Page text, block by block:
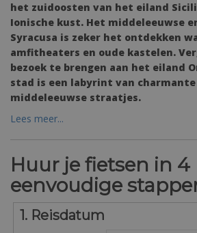
het zuidoosten van het eiland
Ionische kust. Het middeleeuwse
Syracusa is zeker het ontdekken
amfitheaters en oude kastelen.
bezoek te brengen aan het eiland
stad is een labyrint van charmante
middeleeuwse straatjes.
Lees meer...
Huur je fietsen in 4
eenvoudige
1. Reisdatum